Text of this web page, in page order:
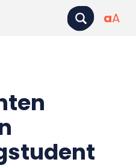
aA